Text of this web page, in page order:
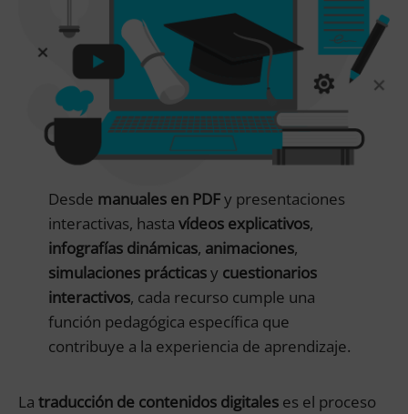
Desde manuales en PDFy presentaciones
interactivas, hasta vídeos explicativos,
infografías dinámicas, animaciones,
simulaciones prácticasy cuestionarios
interactivos, cada recurso cumple una
función pedagógica específica que
contribuye a la experiencia de aprendizaje.
La traducción de contenidos digitales es el proceso